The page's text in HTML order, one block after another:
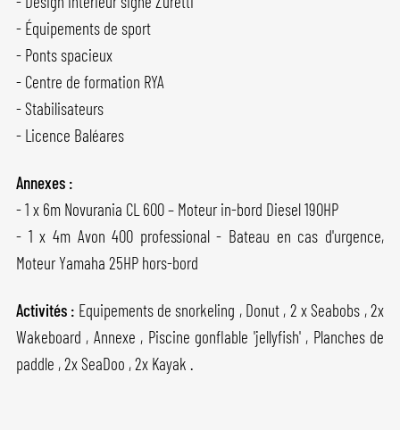
- Équipements de sport
- Ponts spacieux
- Centre de formation RYA
- Stabilisateurs
- Licence Baléares
Annexes :
- 1 x 6m Novurania CL 600 – Moteur in-bord Diesel 190HP
- 1 x 4m Avon 400 professional - Bateau en cas d'urgence,
Moteur Yamaha 25HP hors-bord
Activités : Equipements de snorkeling , Donut , 2 x Seabobs , 2x
Wakeboard , Annexe , Piscine gonflable 'jellyfish' , Planches de
paddle , 2x SeaDoo , 2x Kayak .